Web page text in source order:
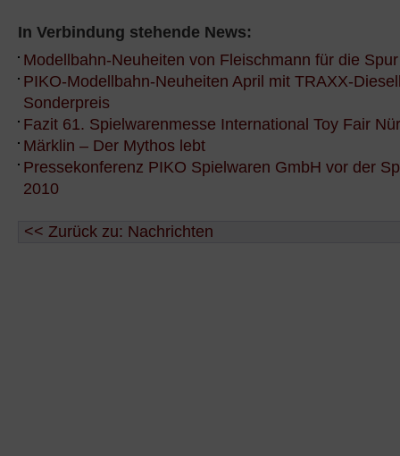
In Verbindung stehende News:
Modellbahn-Neuheiten von Fleischmann für die
PIKO-Modellbahn-Neuheiten April mit TRAXX-
Sonderpreis
Fazit 61. Spielwarenmesse International Toy Fair
Märklin – Der Mythos lebt
Pressekonferenz PIKO Spielwaren GmbH vor der
2010
<< Zurück zu: Nachrichten